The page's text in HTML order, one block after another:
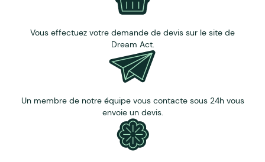
Vous effectuez votre demande de devis sur le site de
Dream Act.
Un membre de notre équipe vous contacte sous 24h vous
envoie un devis.